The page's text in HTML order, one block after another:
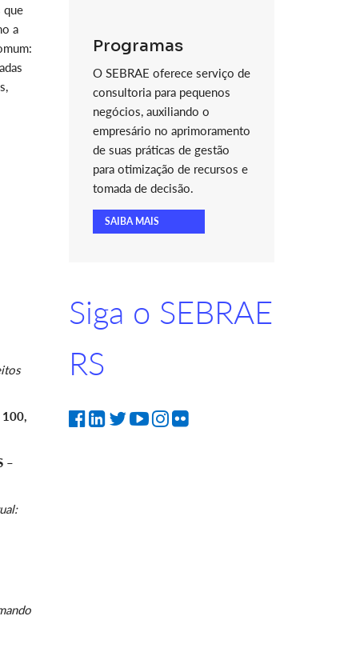
que
a
100,
–
Programas
O SEBRAE oferece serviço de
consultoria para pequenos
negócios, auxiliando o
empresário no aprimoramento
de suas práticas de gestão
para otimização de recursos e
tomada de decisão.
SAIBA MAIS
Siga o SEBRAE
RS